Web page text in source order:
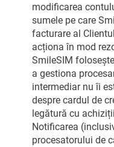
modificarea
sumele pe care
facturare al
acționa în mod
SmileSIM
a gestiona
intermediar nu îi
despre cardul de
legătură cu
Notificarea
procesatorului de